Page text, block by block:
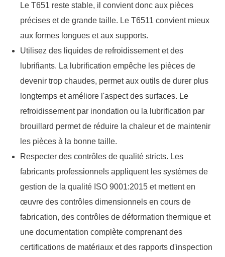
Le T651 reste stable, il convient donc aux pièces
précises et de grande taille. Le T6511 convient mieux
aux formes longues et aux supports.
Utilisez des liquides de refroidissement et des
lubrifiants. La lubrification empêche les pièces de
devenir trop chaudes, permet aux outils de durer plus
longtemps et améliore l'aspect des surfaces. Le
refroidissement par inondation ou la lubrification par
brouillard permet de réduire la chaleur et de maintenir
les pièces à la bonne taille.
Respecter des contrôles de qualité stricts. Les
fabricants professionnels appliquent les systèmes de
gestion de la qualité ISO 9001:2015 et mettent en
œuvre des contrôles dimensionnels en cours de
fabrication, des contrôles de déformation thermique et
une documentation complète comprenant des
certifications de matériaux et des rapports d'inspection